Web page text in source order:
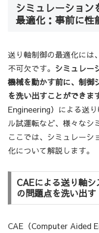
シミュレーション
最適化：事前に性
送り軸制御の最適化には
不可欠です。 シミュレー
機械を動かす前に、制御
を洗い出すことができま
Engineering）による送
ル試運転など、様々なシ
ここでは、シミュレーシ
化について解説します。
CAEによる送り軸
の問題点を洗い出す
CAE（Computer Aided